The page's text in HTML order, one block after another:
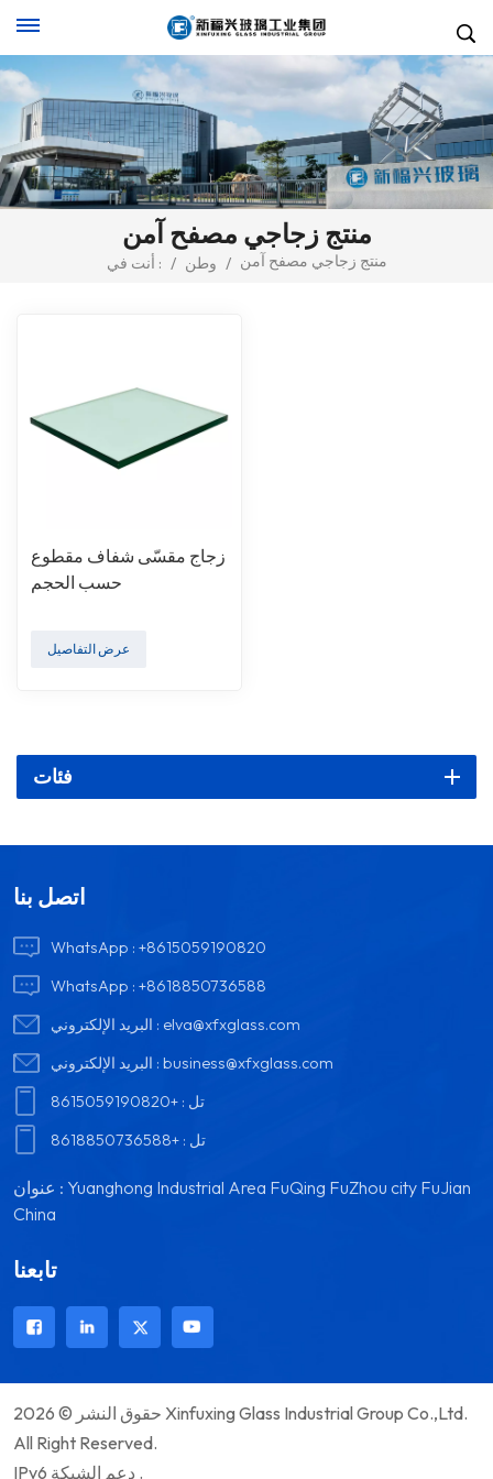
منتج زجاجي مصفح آمن
أنت في : / وطن / منتج زجاجي مصفح آمن
زجاج مقسّى شفاف مقطوع
حسب الحجم
عرض التفاصيل
فئات
اتصل بنا
WhatsApp :+8615059190820
WhatsApp :+8618850736588
البريد الإلكتروني : elva@xfxglass.com
البريد الإلكتروني :business@xfxglass.com
تل : +8615059190820
تل : +8618850736588
عنوان : Yuanghong Industrial Area FuQing FuZhou city FuJian
China
تابعنا
حقوق النشر © 2026 Xinfuxing Glass Industrial Group Co.,Ltd.
All Right Reserved.
IPv6 دعم الشبكة .